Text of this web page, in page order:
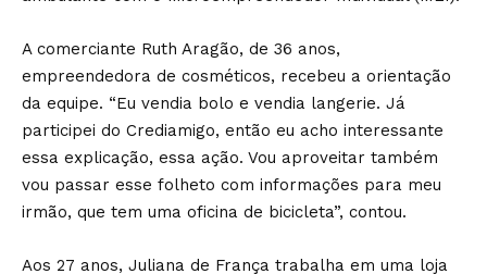
A comerciante Ruth Aragão, de 36 anos,
empreendedora de cosméticos, recebeu a orientação
da equipe. “Eu vendia bolo e vendia langerie. Já
participei do Crediamigo, então eu acho interessante
essa explicação, essa ação. Vou aproveitar também
vou passar esse folheto com informações para meu
irmão, que tem uma oficina de bicicleta”, contou.
Aos 27 anos, Juliana de França trabalha em uma loja